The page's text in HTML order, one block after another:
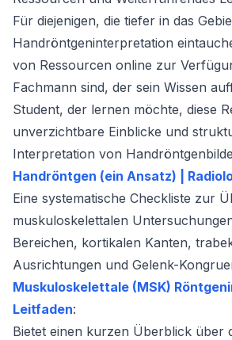
Für diejenigen, die tiefer in das
Handröntgeninterpretation
von Ressourcen online zur
Fachmann sind, der sein Wissen
Student, der lernen möchte, diese
unverzichtbare Einblicke und
Interpretation von
Handröntgen (ein Ansatz) |
Eine systematische Checkliste zur
muskuloskelettalen
Bereichen, kortikalen Kanten,
Ausrichtungen und Gelenk-
Muskuloskelettale (MSK)
Leitfaden:
Bietet einen kurzen Überblick über